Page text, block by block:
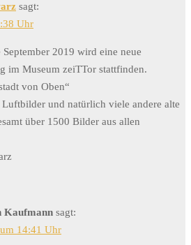
sagt:
Uhr
2019 wird eine neue
im Museum zeiTTor stattfinden.
von Oben“
und natürlich viele andere alte
über 1500 Bilder aus allen
Kaufmann sagt:
14:41 Uhr